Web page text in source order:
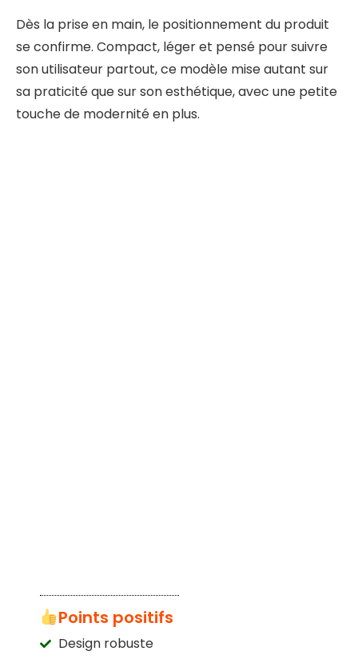
Dès la prise en main, le positionnement du produit
se confirme. Compact, léger et pensé pour suivre
son utilisateur partout, ce modèle mise autant sur
sa praticité que sur son esthétique, avec une petite
touche de modernité en plus.
Points positifs
Design robuste